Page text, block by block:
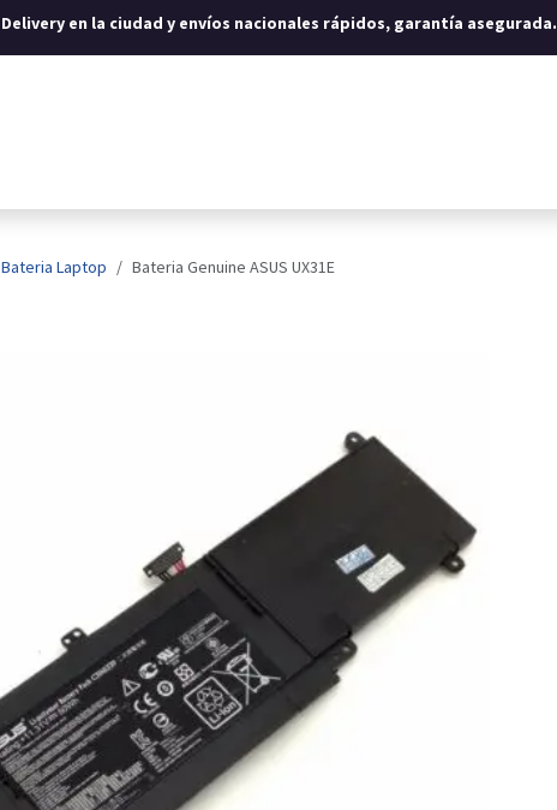
Delivery en la ciudad y envíos nacionales rápidos, garantía asegurada.
Bateria Laptop Bateria Genuine ASUS UX31E